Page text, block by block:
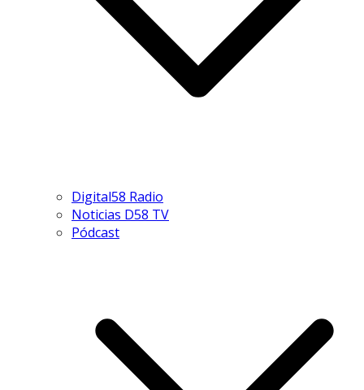
Digital58 Radio
Noticias D58 TV
Pódcast